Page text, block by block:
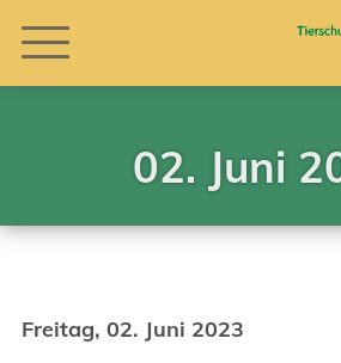
02. Juni
Freitag, 02. Juni 2023